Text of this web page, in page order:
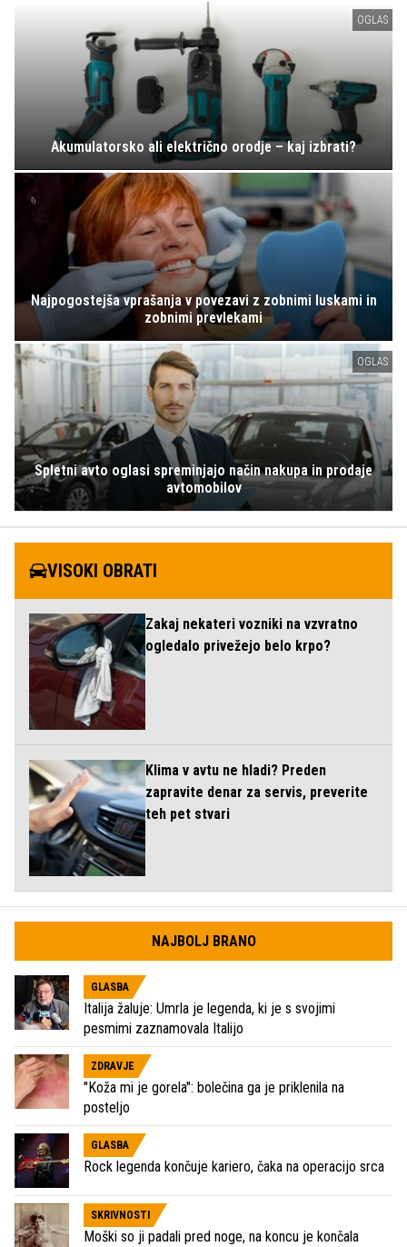
OGLAS
Akumulatorsko ali električno orodje – kaj izbrati?
Najpogostejša vprašanja v povezavi z zobnimi luskami in
zobnimi prevlekami
OGLAS
Spletni avto oglasi spreminjajo način nakupa in prodaje
avtomobilov
VISOKI OBRATI
Zakaj nekateri vozniki na vzvratno
ogledalo privežejo belo krpo?
Klima v avtu ne hladi? Preden
zapravite denar za servis, preverite
teh pet stvari
NAJBOLJ BRANO
GLASBA
Italija žaluje: Umrla je legenda, ki je s svojimi
pesmimi zaznamovala Italijo
ZDRAVJE
"Koža mi je gorela": bolečina ga je priklenila na
posteljo
GLASBA
Rock legenda končuje kariero, čaka na operacijo srca
SKRIVNOSTI
Moški so ji padali pred noge, na koncu je končala